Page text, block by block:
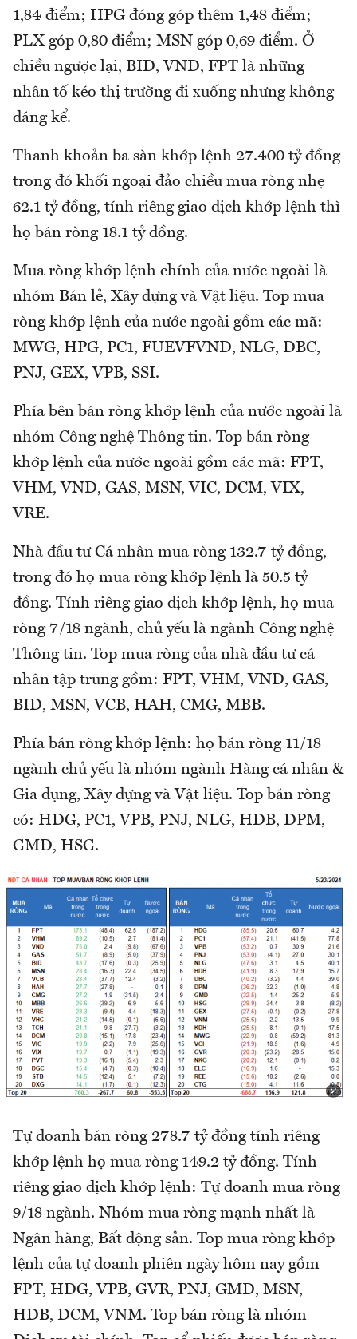
1,84 điểm; HPG đóng góp thêm 1,48 điểm;
PLX góp 0,80 điểm; MSN góp 0,69 điểm. Ở
chiều ngược lại, BID, VND, FPT là những
nhân tố kéo thị trường đi xuống nhưng không
đáng kể.
Thanh khoản ba sàn khớp lệnh 27.400 tỷ đồng
trong đó khối ngoại đảo chiều mua ròng nhẹ
62.1 tỷ đồng, tính riêng giao dịch khớp lệnh thì
họ bán ròng 18.1 tỷ đồng.
Mua ròng khớp lệnh chính của nước ngoài là
nhóm Bán lẻ, Xây dựng và Vật liệu. Top mua
ròng khớp lệnh của nước ngoài gồm các mã:
MWG, HPG, PC1, FUEVFVND, NLG, DBC,
PNJ, GEX, VPB, SSI.
Phía bên bán ròng khớp lệnh của nước ngoài là
nhóm Công nghệ Thông tin. Top bán ròng
khớp lệnh của nước ngoài gồm các mã: FPT,
VHM, VND, GAS, MSN, VIC, DCM, VIX,
VRE.
Nhà đầu tư Cá nhân mua ròng 132.7 tỷ đồng,
trong đó họ mua ròng khớp lệnh là 50.5 tỷ
đồng. Tính riêng giao dịch khớp lệnh, họ mua
ròng 7/18 ngành, chủ yếu là ngành Công nghệ
Thông tin. Top mua ròng của nhà đầu tư cá
nhân tập trung gồm: FPT, VHM, VND, GAS,
BID, MSN, VCB, HAH, CMG, MBB.
Phía bán ròng khớp lệnh: họ bán ròng 11/18
ngành chủ yếu là nhóm ngành Hàng cá nhân &
Gia dụng, Xây dựng và Vật liệu. Top bán ròng
có: HDG, PC1, VPB, PNJ, NLG, HDB, DPM,
GMD, HSG.
Tự doanh bán ròng 278.7 tỷ đồng tính riêng
khớp lệnh họ mua ròng 149.2 tỷ đồng. Tính
riêng giao dịch khớp lệnh: Tự doanh mua ròng
9/18 ngành. Nhóm mua ròng mạnh nhất là
Ngân hàng, Bất động sản. Top mua ròng khớp
lệnh của tự doanh phiên ngày hôm nay gồm
FPT, HDG, VPB, GVR, PNJ, GMD, MSN,
HDB, DCM, VNM. Top bán ròng là nhóm